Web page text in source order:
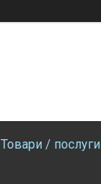
Товари / послуги